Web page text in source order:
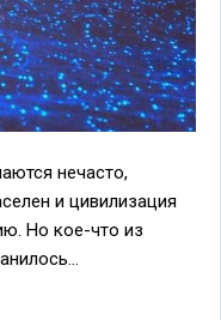
нечасто,
и цивилизация
Но кое-что из